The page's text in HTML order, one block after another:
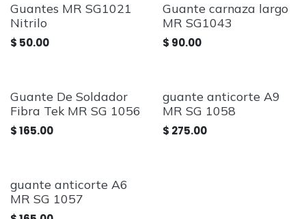
Guantes MR SG1021
Nitrilo
$ 50.00
Guante carnaza largo
MR SG1043
$ 90.00
Guante De Soldador
Fibra Tek MR SG 1056
$165.00
guante anticorte A9
MR SG 1058
$ 275.00
guante anticorte A6
MR SG 1057